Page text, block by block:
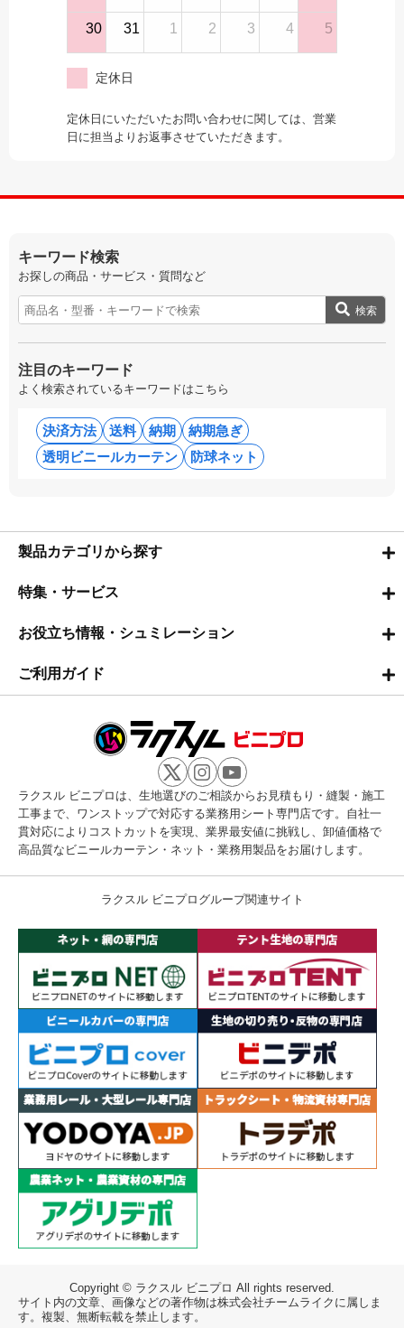
30 31 1 2 3 4 5
定休日
定休日にいただいたお問い合わせに関しては、営業
日に担当よりお返事させていただきます。
キーワード検索
お探しの商品・サービス・質問など
検索
注目のキーワード
よく検索されているキーワードはこちら
決済方法 送料 納期
納期急ぎ
透明ビニールカーテン
防球ネット
製品カテゴリから探す
特集・サービス
お役立ち情報・シュミレーション
ご利用ガイド
ラクスル ビニプロは、生地選びのご相談からお見積もり・縫製・施工
工事まで、ワンストップで対応する業務用シート専門店です。自社一
貫対応によりコストカットを実現、業界最安値に挑戦し、卸値価格で
高品質なビニールカーテン・ネット・業務用製品をお届けします。
ラクスル ビニプログループ関連サイト
Copyright © ラクスル ビニプロ All rights reserved.
サイト内の文章、画像などの著作物は株式会社チームライクに属しま
す。複製、無断転載を禁止します。